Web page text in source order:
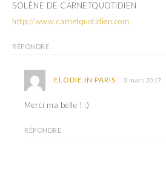
SOLÈNE DE CARNETQUOTIDIEN
http://www.carnetquotidien.com
RÉPONDRE
ELODIE IN PARIS 3 mars 2017
Merci ma belle ! :)
RÉPONDRE